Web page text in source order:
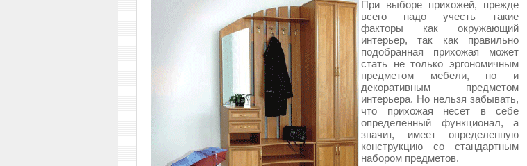
При выборе прихожей, прежде
всего надо учесть такие
факторы как окружающий
интерьер, так как правильно
подобранная прихожая может
стать не только эргономичным
предметом мебели, но и
декоративным предметом
интерьера. Но нельзя забывать,
что прихожая несет в себе
определенный функционал, а
значит, имеет определенную
конструкцию со стандартным
набором предметов.